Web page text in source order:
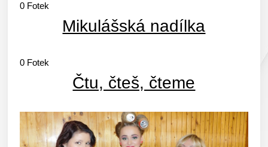
0 Fotek
Mikulášská nadílka
0 Fotek
Čtu, čteš, čteme